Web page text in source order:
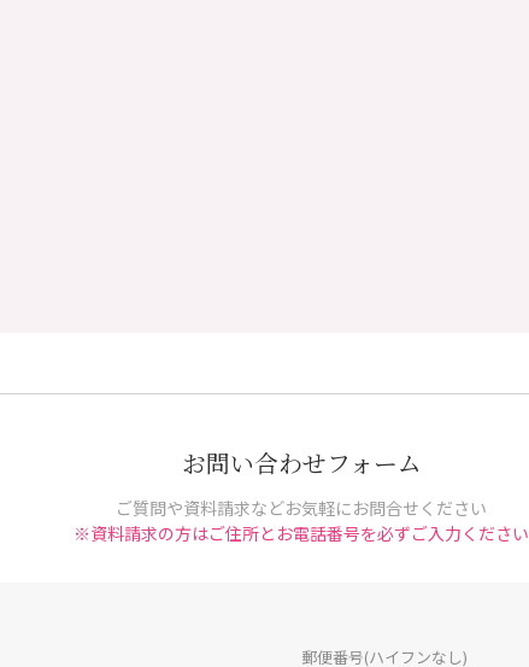
お問い合わせフォーム
ご質問や資料請求などお気軽にお問合せください
※資料請求の方はご住所とお電話番号を必ずご入力ください
郵便番号(ハイフンなし)